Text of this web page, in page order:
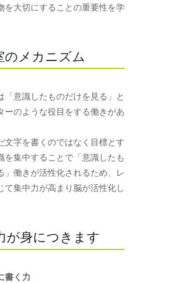
を大切にすることの重要性を学
のメカニズム
「意識したものだけを見る」と
ーのような役目をする働きがあ
文字を書くのではなく目標とす
を集中することで「意識したも
」働きが活性化されるため、レ
て集中力が高まり脳が活性化し
が身につきます
書く力